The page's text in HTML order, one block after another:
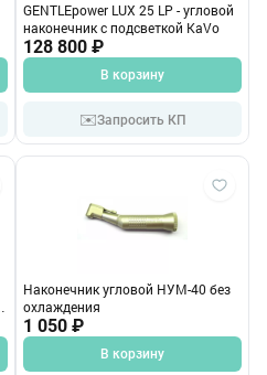
GENTLEpower LUX 25 LP - угловой
наконечник с подсветкой KaVo
128 800 ₽
В корзину
✉️Запросить КП
Наконечник угловой НУМ-40 без
охлаждения
1 050 ₽
В корзину